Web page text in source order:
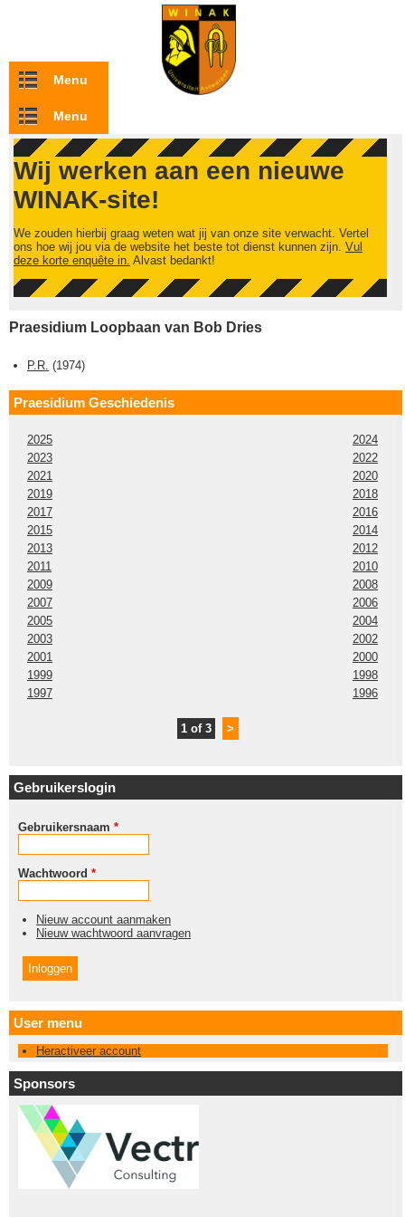
Overslaan en naar de inhoud gaan
Menu
Menu
Wij werken aan een nieuwe
WINAK-site!
We zouden hierbij graag weten wat jij van onze site verwacht. Vertel
ons hoe wij jou via de website het beste tot dienst kunnen zijn. Vul
deze korte enquête in. Alvast bedankt!
Praesidium Loopbaan van Bob Dries
P.R. (1974)
Praesidium Geschiedenis
2025
2024
2023
2022
2021
2020
2019
2018
2017
2016
2015
2014
2013
2012
2011
2010
2009
2008
2007
2006
2005
2004
2003
2002
2001
2000
1999
1998
1997
1996
1 of 3 >
Gebruikerslogin
Gebruikersnaam *
Wachtwoord *
Nieuw account aanmaken
Nieuw wachtwoord aanvragen
User menu
Heractiveer account
Sponsors